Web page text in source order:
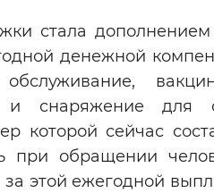
стала
денежной
и снаряжение для
которой сейчас
при обращении
этой ежегодной